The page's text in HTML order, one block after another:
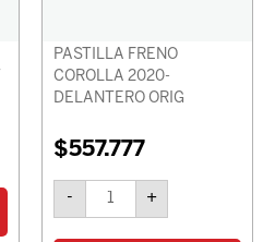
PASTILLA FRENO
COROLLA 2020-
DELANTERO ORIG
$557.777
- +